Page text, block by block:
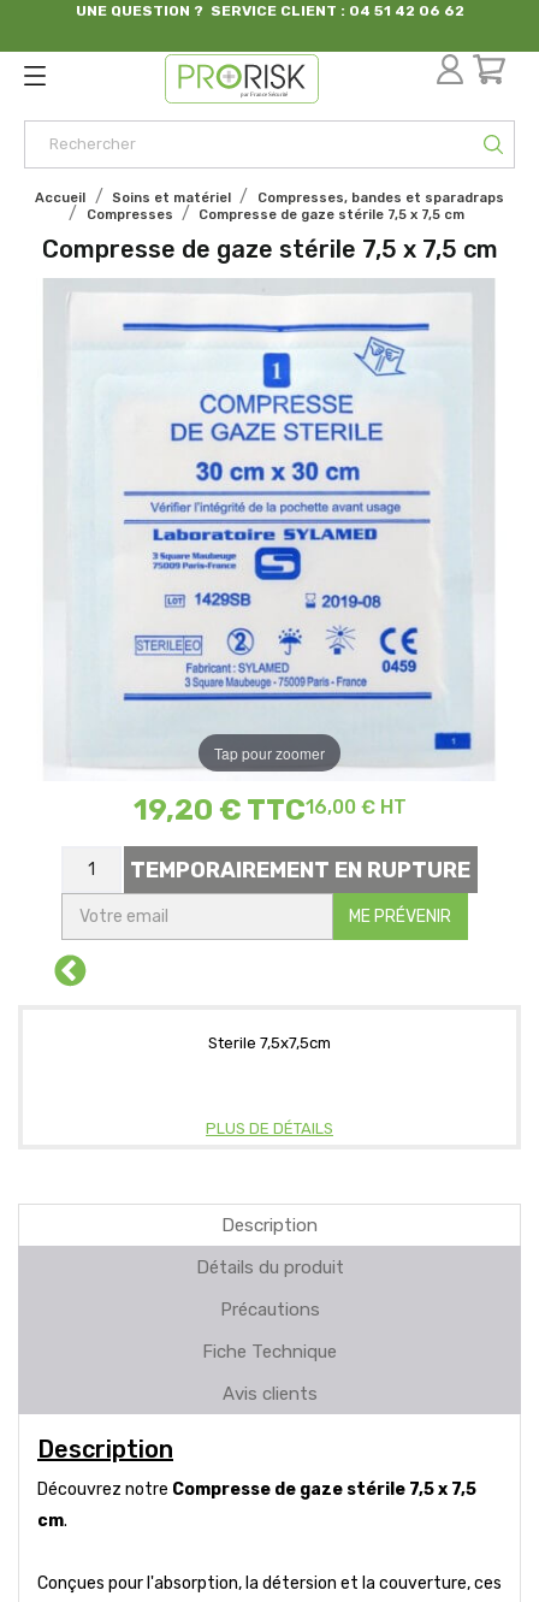
UNE QUESTION ? SERVICE CLIENT : 04 51 42 06 62
par France Sécurité
Accueil Soins et matériel
Compresses, bandes et sparadraps
Compresses
Compresse de gaze stérile 7,5 x 7,5 cm
Compresse de gaze stérile 7,5 x 7,5 cm
Tap pour zoomer
19,20 € TTC16,00 € HT
TEMPORAIREMENT EN RUPTURE
ME PRÉVENIR
Sterile 7,5x7,5cm
PLUS DE DÉTAILS
Description
Détails du produit
Précautions
Fiche Technique
Avis clients
Description
Découvrez notre Compresse de gaze stérile 7,5 x 7,5
cm.
Conçues pour l'absorption, la détersion et la couverture, ces